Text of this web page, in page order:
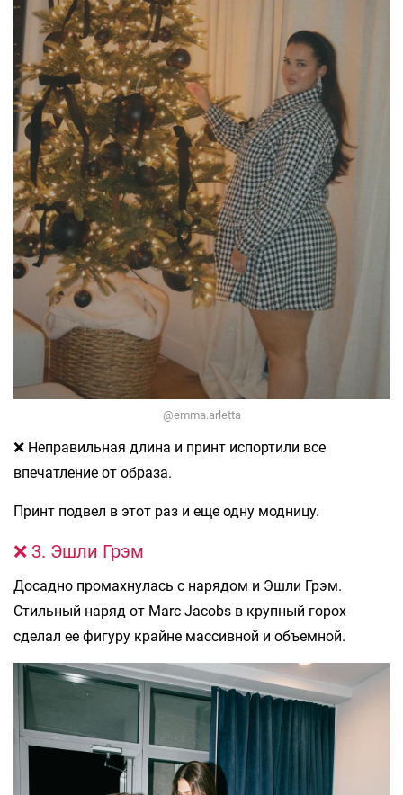
@emma.arletta
❌ Неправильная длина и принт испортили все
впечатление от образа.
Принт подвел в этот раз и еще одну модницу.
❌ 3. Эшли Грэм
Досадно промахнулась с нарядом и Эшли Грэм.
Стильный наряд от Marc Jacobs в крупный горох
сделал ее фигуру крайне массивной и объемной.